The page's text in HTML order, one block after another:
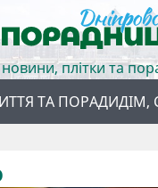
новини, плітки та
ТА ПОРАДИДІМ,